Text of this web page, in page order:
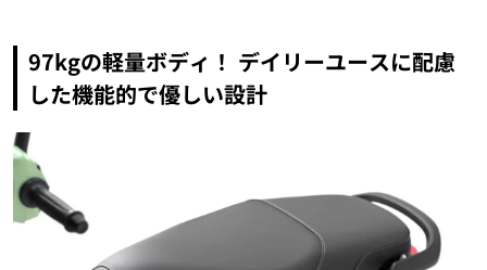
97kgの軽量ボディ！ デイリーユースに配慮
した機能的で優しい設計